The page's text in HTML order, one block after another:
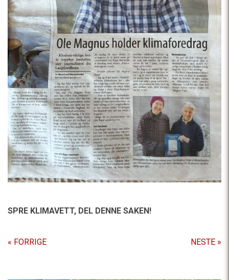
SPRE KLIMAVETT, DEL DENNE SAKEN!
« FORRIGE NESTE »